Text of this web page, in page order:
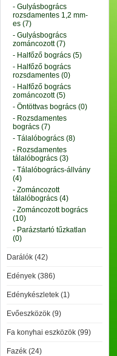
- Gulyásbogrács
rozsdamentes 1,2 mm-
es (7)
- Gulyásbogrács
zománcozott (7)
- Halfőző bogrács (5)
- Halfőző bogrács
rozsdamentes (0)
- Halfőző bogrács
zománcozott (5)
- Öntöttvas bogrács (0)
- Rozsdamentes
bogrács (7)
- Tálalóbogrács (8)
- Rozsdamentes
tálalóbogrács (3)
- Tálalóbogrács-állvány
(4)
- Zománcozott
tálalóbogrács (4)
- Zománcozott bogrács
(10)
- Parázstartó tűzkatlan
(0)
Darálók (42)
Edények (386)
Edénykészletek (1)
Evőeszközök (9)
Fa konyhai eszközök (99)
Fazék (24)